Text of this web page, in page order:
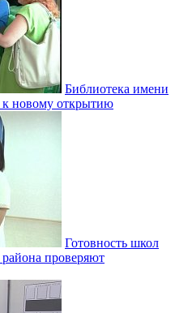
Библиотека имени
к новому открытию
Готовность школ
проверяют